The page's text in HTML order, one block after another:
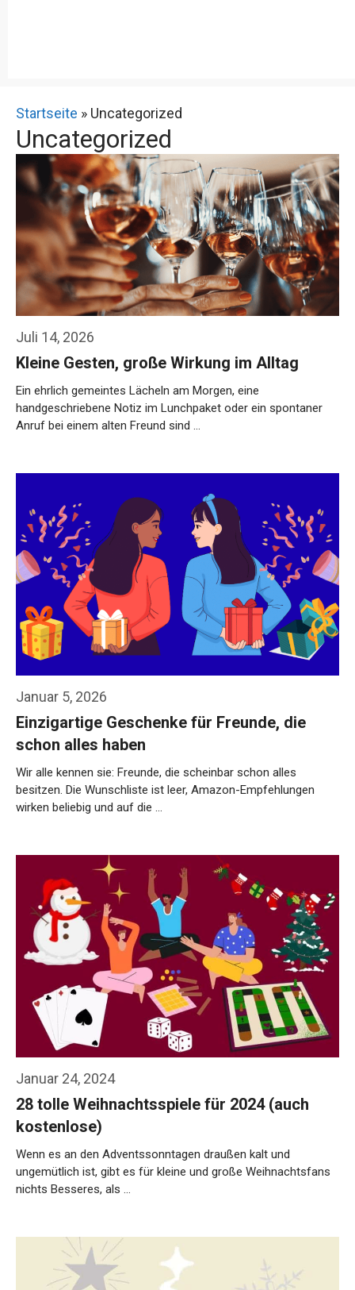
Startseite » Uncategorized
Uncategorized
Juli 14, 2026
Kleine Gesten, große Wirkung im Alltag
Ein ehrlich gemeintes Lächeln am Morgen, eine
handgeschriebene Notiz im Lunchpaket oder ein spontaner
Anruf bei einem alten Freund sind …
Januar 5, 2026
Einzigartige Geschenke für Freunde, die
schon alles haben
Wir alle kennen sie: Freunde, die scheinbar schon alles
besitzen. Die Wunschliste ist leer, Amazon-Empfehlungen
wirken beliebig und auf die …
Januar 24, 2024
28 tolle Weihnachtsspiele für 2024 (auch
kostenlose)
Wenn es an den Adventssonntagen draußen kalt und
ungemütlich ist, gibt es für kleine und große Weihnachtsfans
nichts Besseres, als …